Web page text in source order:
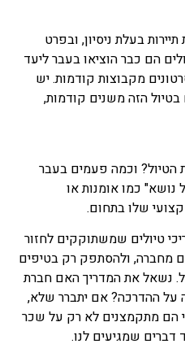
בעלת ניסיון, ובפרט
הם כבר הוציאו בעבר ליעד
מקבוצות קודמות. יש
הזה משנים קודמות,
הטיול? וכמה פעמים בעבר
נושא" כמו אומנות או
שלו בתחום.
טיולים שמשתוקקים לחזור
מחברה, ולהסתפק רק בטיפים
נשאל את המדריך האם חברת
על ההדרכה? אם יתברר שלא,
הם מתקמצנים לא רק על שכר
שמגיעים לנו.